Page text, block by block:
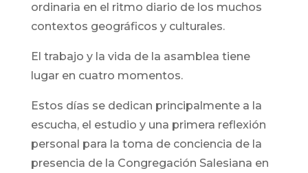
ordinaria en el ritmo diario de los muchos
contextos geográficos y culturales.
El trabajo y la vida de la asamblea tiene
lugar en cuatro momentos.
Estos días se dedican principalmente a la
escucha, el estudio y una primera reflexión
personal para la toma de conciencia de la
presencia de la Congregación Salesiana en